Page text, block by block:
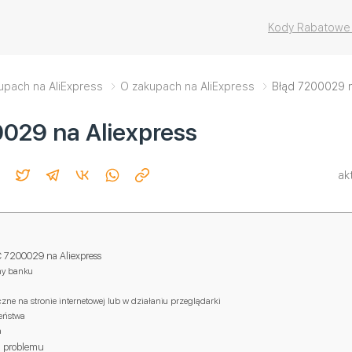
Kody
na AliExpress O zakupach na AliExpress Błąd 7200029
na Aliexpress
7200029 na Aliexpress
banku
na stronie internetowej lub w działaniu przeglądarki
problemu